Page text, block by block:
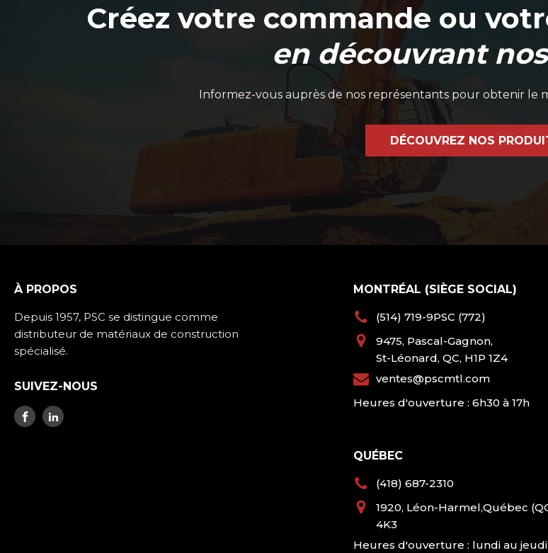
Créez votre commande ou
en découvrant
Informez-vous auprès de nos représentants pour obtenir le
DÉCOUVREZ NOS
À PROPOS
Depuis 1957, PSC se distingue comme
distributeur de matériaux de construction
spécialisé.
SUIVEZ-NOUS
MONTRÉAL (SIÈGE SOCIAL)
(514) 719-9PSC (772)
9475, Pascal-Gagnon,
St-Léonard, QC, H1P 1Z4
ventes@pscmtl.com
Heures d'ouverture : 6h30 à 17h
QUÉBEC
(418) 687-2310
1920, Léon-Harmel,Québec
4K3
Heures d'ouverture : lundi au jeudi